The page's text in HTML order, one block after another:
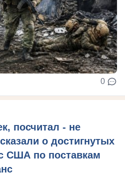
0
посчитал - не
о достигнутых
США по поставкам